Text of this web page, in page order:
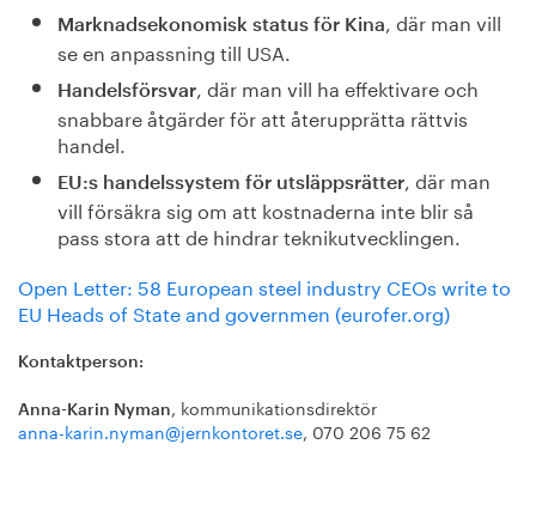
Marknadsekonomisk status för Kina, där man vill
se en anpassning till USA.
Handelsförsvar, där man vill ha effektivare och
snabbare åtgärder för att återupprätta rättvis
handel.
EU:s handelssystem för utsläppsrätter, där man
vill försäkra sig om att kostnaderna inte blir så
pass stora att de hindrar teknikutvecklingen.
Open Letter: 58 European steel industry CEOs write to
EU Heads of State and governmen (eurofer.org)
Kontaktperson:
Anna-Karin Nyman, kommunikationsdirektör
anna-karin.nyman@jernkontoret.se, 070 206 75 62